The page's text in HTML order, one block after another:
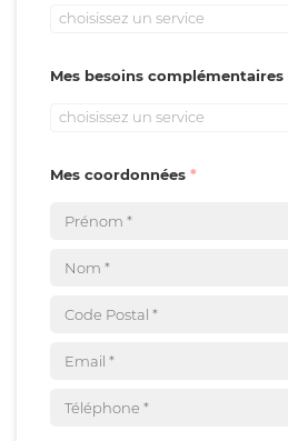
choisissez un service
Mes besoins complémentaires
choisissez un service
Mes coordonnées